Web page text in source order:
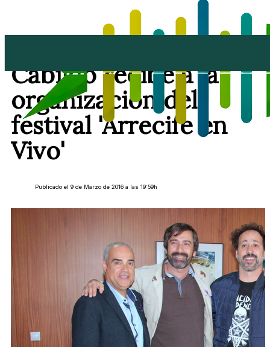
Cabildo recibe a la
organización del
festival 'Arrecife en
Vivo'
Publicado el 9 de Marzo de 2016 a las 19:59h